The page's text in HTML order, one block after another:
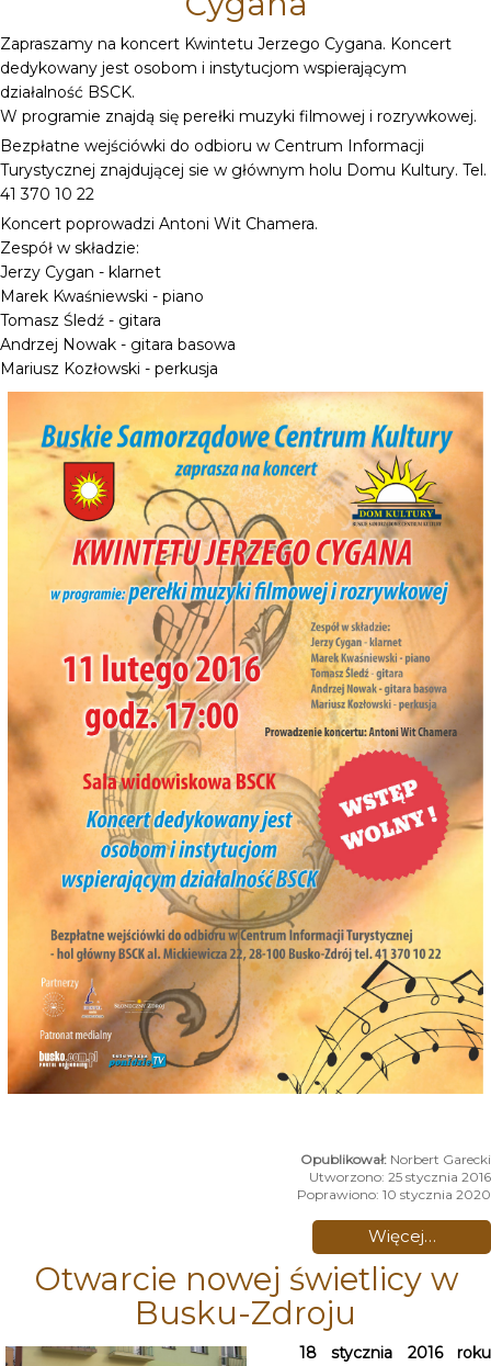
Zapraszamy na koncert Kwintetu Jerzego Cygana. Koncert
dedykowany jest osobom i instytucjom wspierającym
działalność BSCK.
W programie znajdą się perełki muzyki filmowej i rozrywkowej.
Bezpłatne wejściówki do odbioru w Centrum Informacji
Turystycznej znajdującej sie w głównym holu Domu Kultury. Tel.
41 370 10 22
Koncert poprowadzi Antoni Wit Chamera.
Zespół w składzie:
Jerzy Cygan - klarnet
Marek Kwaśniewski - piano
Tomasz Śledź - gitara
Andrzej Nowak - gitara basowa
Mariusz Kozłowski - perkusja
Norbert Garecki
Utworzono: 25 stycznia 2016
Poprawiono: 10 stycznia 2020
Więcej…
Otwarcie nowej świetlicy w
Busku-Zdroju
18 stycznia 2016 roku